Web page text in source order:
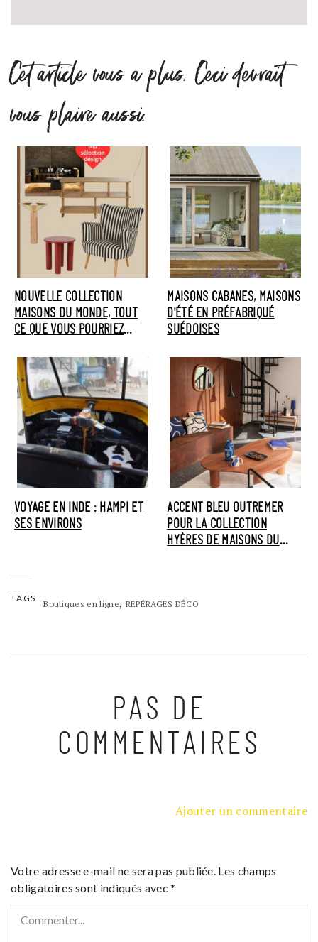
Cet article vous a plus. Ceci devrait
vous plaire aussi.
NOUVELLE COLLECTION
MAISONS DU MONDE, TOUT
CE QUE VOUS POURRIEZ
MAISONS CABANES, MAISONS
D'ÉTÉ EN PRÉFABRIQUÉ
SUÉDOISES
VOYAGE EN INDE : HAMPI ET
SES ENVIRONS
ACCENT BLEU OUTREMER
POUR LA COLLECTION
HYÈRES DE MAISONS DU
TAGS
Boutiques en ligne, REPÉRAGES DÉCO
PAS DE
COMMENTAIRES
Ajouter un commentaire
Votre adresse e-mail ne sera pas publiée. Les champs
obligatoires sont indiqués avec*